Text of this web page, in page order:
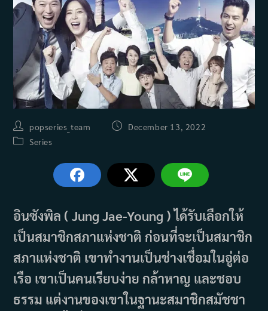
Post
author:
popseries_team
PostDecember 13, 2022
PostSeries
อินซังพิล ( Jung Jae-Young ) ได้รับเลือกให้
เป็นสมาชิกสภาแห่งชาติ ก่อนที่จะเป็นสมาชิก
สภาแห่งชาติ เขาทำงานเป็นช่างเชื่อมในอู่ต่อ
เรือ เขาเป็นคนเรียบง่าย กล้าหาญ และชอบ
ธรรม แต่งานของเขาในฐานะสมาชิกสมัชชา